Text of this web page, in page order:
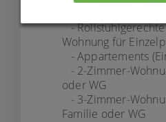
- Rollstuhlgerechte
Wohnung für
- Appartements
- 2-Zimmer-
oder WG
- 3-Zimmer-
Familie oder WG